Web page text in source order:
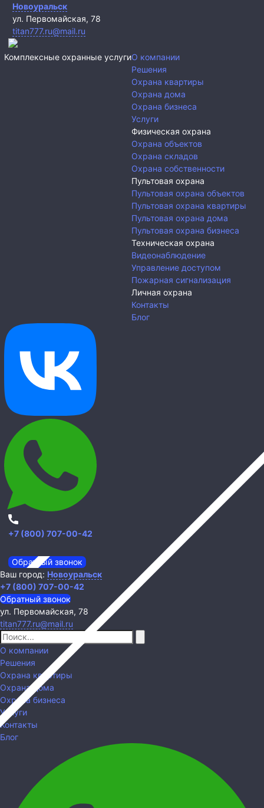
Новоуральск
ул. Первомайская, 78
titan777.ru@mail.ru
Комплексные охранные услугиО компании
Решения
Охрана квартиры
Охрана дома
Охрана бизнеса
Услуги
Физическая охрана
Охрана объектов
Охрана складов
Охрана собственности
Пультовая охрана
Пультовая охрана объектов
Пультовая охрана квартиры
Пультовая охрана дома
Пультовая охрана бизнеса
Техническая охрана
Видеонаблюдение
Управление доступом
Пожарная сигнализация
Личная охрана
Контакты
Блог
+7 (800) 707-00-42
Обратный звонок
Ваш город: Новоуральск
+7 (800) 707-00-42
Обратный звонок
ул. Первомайская, 78
titan777.ru@mail.ru
О компании
Решения
Охрана квартиры
Охрана дома
Охрана бизнеса
Услуги
Контакты
Блог